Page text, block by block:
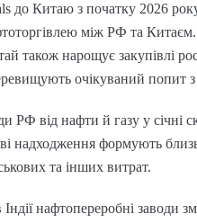
до Китаю з початку 2026
між РФ та Китаєм.
також нарощує закупівлі
очікуваний попит
від нафти й газу у січні
надходження формують
та інших витрат.
нафтопереробні заводи